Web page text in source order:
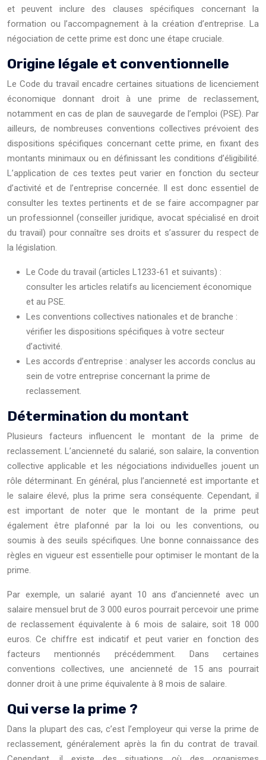
et peuvent inclure des clauses spécifiques concernant la
formation ou l’accompagnement à la création d’entreprise. La
négociation de cette prime est donc une étape cruciale.
Origine légale et conventionnelle
Le Code du travail encadre certaines situations de licenciement
économique donnant droit à une prime de reclassement,
notamment en cas de plan de sauvegarde de l’emploi (PSE). Par
ailleurs, de nombreuses conventions collectives prévoient des
dispositions spécifiques concernant cette prime, en fixant des
montants minimaux ou en définissant les conditions d’éligibilité.
L’application de ces textes peut varier en fonction du secteur
d’activité et de l’entreprise concernée. Il est donc essentiel de
consulter les textes pertinents et de se faire accompagner par
un professionnel (conseiller juridique, avocat spécialisé en droit
du travail) pour connaître ses droits et s’assurer du respect de
la législation.
Le Code du travail (articles L1233-61 et suivants) :
consulter les articles relatifs au licenciement économique
et au PSE.
Les conventions collectives nationales et de branche :
vérifier les dispositions spécifiques à votre secteur
d’activité.
Les accords d’entreprise : analyser les accords conclus au
sein de votre entreprise concernant la prime de
reclassement.
Détermination du montant
Plusieurs facteurs influencent le montant de la prime de
reclassement. L’ancienneté du salarié, son salaire, la convention
collective applicable et les négociations individuelles jouent un
rôle déterminant. En général, plus l’ancienneté est importante et
le salaire élevé, plus la prime sera conséquente. Cependant, il
est important de noter que le montant de la prime peut
également être plafonné par la loi ou les conventions, ou
soumis à des seuils spécifiques. Une bonne connaissance des
règles en vigueur est essentielle pour optimiser le montant de la
prime.
Par exemple, un salarié ayant 10 ans d’ancienneté avec un
salaire mensuel brut de 3 000 euros pourrait percevoir une prime
de reclassement équivalente à 6 mois de salaire, soit 18 000
euros. Ce chiffre est indicatif et peut varier en fonction des
facteurs mentionnés précédemment. Dans certaines
conventions collectives, une ancienneté de 15 ans pourrait
donner droit à une prime équivalente à 8 mois de salaire.
Qui verse la prime ?
Dans la plupart des cas, c’est l’employeur qui verse la prime de
reclassement, généralement après la fin du contrat de travail.